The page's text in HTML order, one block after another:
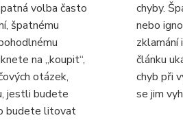
volba často
špatnému
na „koupit“,
otázek,
jestli budete
budete litovat
chyby.
nebo
zklamání
článku
chyb při
se jim